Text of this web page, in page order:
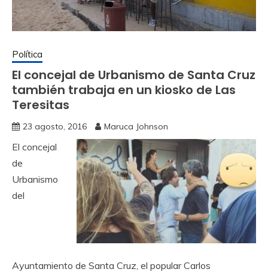
Política
El concejal de Urbanismo de Santa Cruz
también trabaja en un kiosko de Las
Teresitas
23 agosto, 2016 Maruca Johnson
El concejal
de
Urbanismo
del
Ayuntamiento de Santa Cruz, el popular Carlos